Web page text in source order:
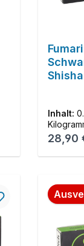
Inhalt:
28,90